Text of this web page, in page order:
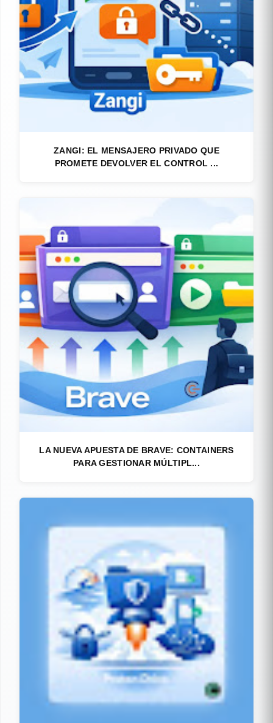
ZANGI: EL MENSAJERO PRIVADO QUE
PROMETE DEVOLVER EL CONTROL ...
LA NUEVA APUESTA DE BRAVE: CONTAINERS
PARA GESTIONAR MÚLTIPL...